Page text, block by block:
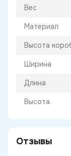
Вес
Материал
Высота
Ширина
Длина
Высота
Отзывы